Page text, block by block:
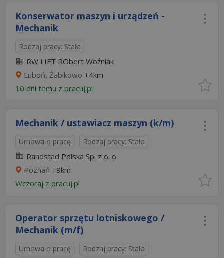
Konserwator maszyn i urządzeń -
Mechanik
Rodzaj pracy: Stała
RW LIFT RObert Woźniak
Luboń, Żabikowo +4km
10 dni temu z pracuj.pl
Mechanik / ustawiacz maszyn (k/m)
Umowa o pracę Rodzaj pracy: Stała
Randstad Polska Sp. z o. o
Poznań +9km
Wczoraj z pracuj.pl
Operator sprzętu lotniskowego /
Mechanik (m/f)
Umowa o pracę Rodzaj pracy: Stała